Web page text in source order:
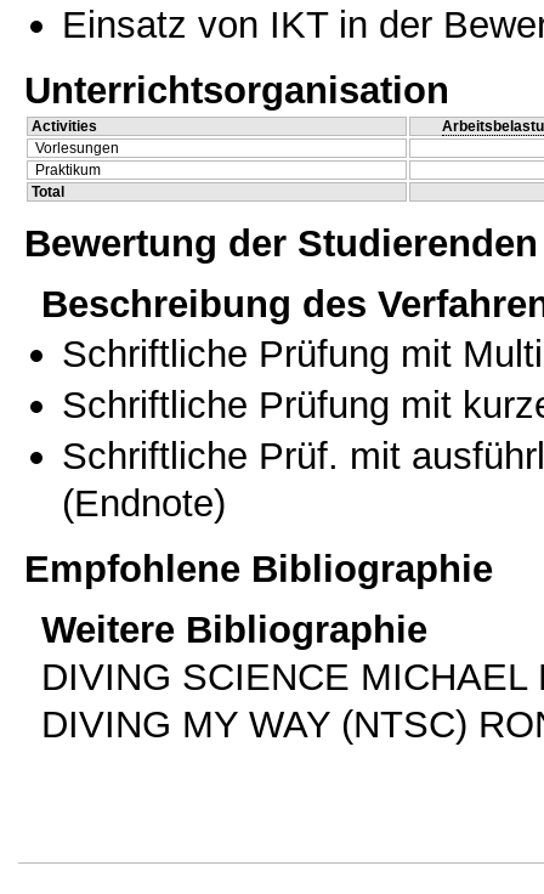
Einsatz von IKT in der
Unterrichtsorganisation
Activities
Vorlesungen
Praktikum
Total
Bewertung der Studierenden
Beschreibung des
Schriftliche Prüfung mit
Schriftliche Prüfung mit
Schriftliche Prüf. mit
(Endnote)
Empfohlene Bibliographie
Weitere Bibliographie
DIVING SCIENCE MICHAEL
DIVING MY WAY (NTSC)